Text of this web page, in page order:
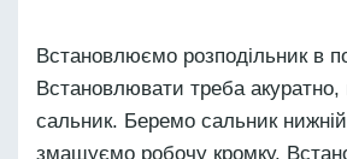
Встановлюємо розподільник в
Встановлювати треба
сальник. Беремо сальник
змащуємо робочу кромку.